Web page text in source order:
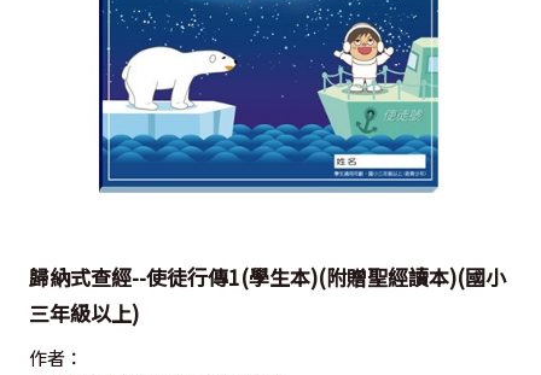
歸納式查經--使徒行傳1(學生本)(附贈聖經讀本)(國小
三年級以上)
作者：